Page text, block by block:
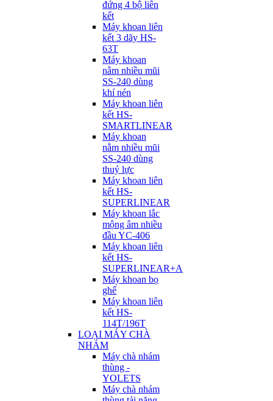
đứng 4 bộ liên
kết
Máy khoan liên
kết 3 dãy HS-
63T
Máy khoan
nằm nhiều mũi
SS-240 dùng
khí nén
Máy khoan liên
kết HS-
SMARTLINEAR
Máy khoan
nằm nhiều mũi
SS-240 dùng
thuỷ lực
Máy khoan liên
kết HS-
SUPERLINEAR
Máy khoan lắc
mộng âm nhiều
đầu YC-406
Máy khoan liên
kết HS-
SUPERLINEAR+A
Máy khoan bọ
ghế
Máy khoan liên
kết HS-
114T/196T
LOẠI MÁY CHÀ
NHÁM
Máy chà nhám
thùng -
YOLETS
Máy chà nhám